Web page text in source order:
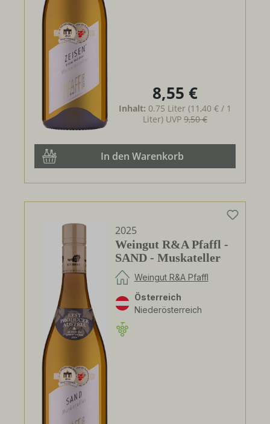
Regulärer Preis:
8,55 €
Inhalt: 0.75 Liter(11,40 € / 1
Liter) UVP9,50 €
In den Warenkorb
2025
Weingut R&A Pfaffl -
SAND - Muskateller
Weingut R&A Pfaffl
Österreich
Niederösterreich